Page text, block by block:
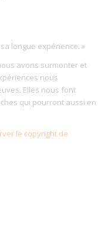
longue expérience. »
avons surmonter et
nous
Elles nous font
qui pourront aussi en
le copyright de